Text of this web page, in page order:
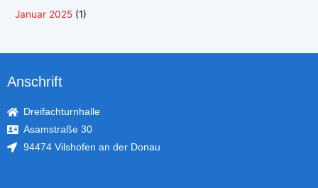
Januar 2025 (1)
Anschrift
Dreifachturnhalle
Asamstraße 30
94474 Vilshofen an der Donau